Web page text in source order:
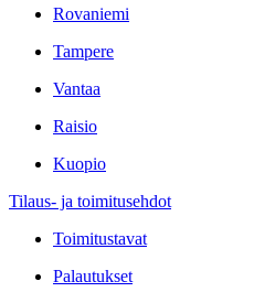
Rovaniemi
Tampere
Vantaa
Raisio
Kuopio
Tilaus- ja toimitusehdot
Toimitustavat
Palautukset